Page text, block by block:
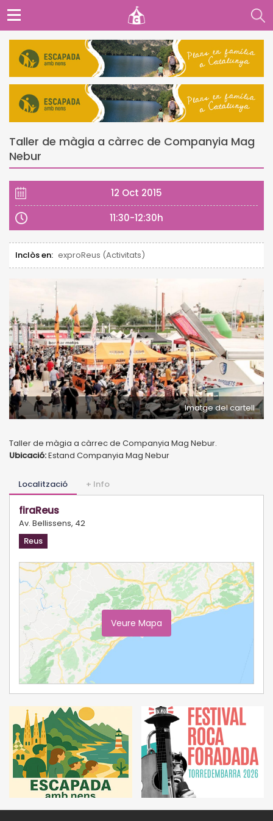
Taller de màgia a càrrec de Companyia Mag
Nebur
12 Oct 2015
11:30-12:30h
Inclòs en: exproReus (Activitats)
Imatge del cartell
Taller de màgia a càrrec de Companyia Mag Nebur.
Ubicació:Estand Companyia Mag Nebur
Localització + Info
firaReus
Av. Bellissens, 42
Reus
Veure Mapa